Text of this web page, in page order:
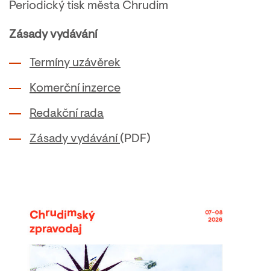
Periodický tisk města Chrudim
Zásady vydávání
Termíny uzávěrek
Komerční inzerce
Redakční rada
Zásady vydávání (PDF)